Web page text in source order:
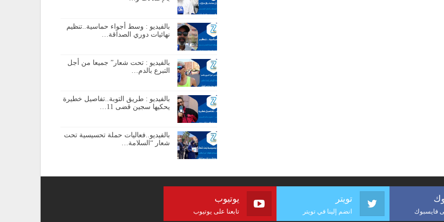
بالفيديو : وسط أجواء حماسية..تنظيم
نهائيات دوري الصداقة…
بالفيديو : تحت شعار” جميعا من أجل
التبرع بالدم…
بالفيديو : طريق التوبة..تفاصيل خطيرة
يحكيها سجين قضى 11…
بالفيديو..فعاليات حملة تحسيسية تحت
شعار “السلامة…
فايسبوك
تويتر
انضم إلينا في تويتر
يوتيوب
تابعنا على يوتيوب